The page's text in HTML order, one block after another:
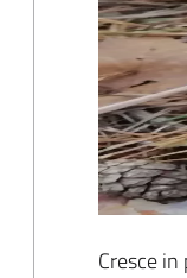
Cresce